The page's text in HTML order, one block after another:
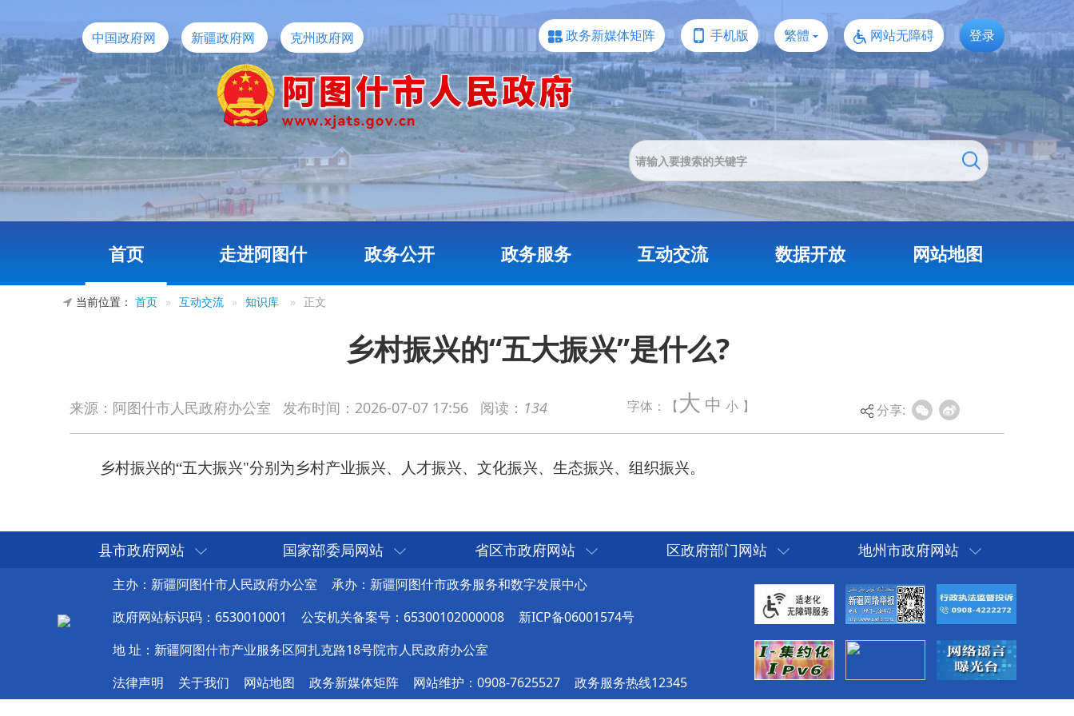
中国政府网 新疆政府网 克州政府网 政务新媒体矩阵 手机版 繁體 网站无障碍 登录
首页 走进阿图什 政务公开 政务服务 互动交流 数据开放 网站地图
当前位置： 首页 » 互动交流 » 知识库 » 正文
乡村振兴的“五大振兴”是什么?
来源：阿图什市人民政府办公室 发布时间： 2026-07-07 17:56 阅读： 134 字体：【大 中 小 】 分享:
县市政府网站 国家部委局网站 省区市政府网站 区政府部门网站 地州市政府网站
主办：新疆阿图什市人民政府办公室
承办：新疆阿图什市政务服务和数字发展中心
政府网站标识码：6530010001
公安机关备案号：65300102000008
新ICP备06001574号
地 址：新疆阿图什市产业服务区阿扎克路18号院市人民政府办公室
法律声明
关于我们 网站地图 政务新媒体矩阵 网站维护：0908-7625527 政务服务热线12345